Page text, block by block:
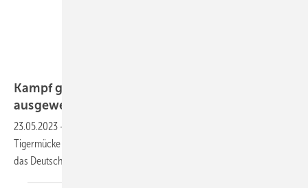
Kampf gegen Tigermücke, Monitoring
ausgeweitet
23.05.2023 -
Tigermücke künftig auch in Bayern häufiger vorkommen, berichtet
das Deutsche